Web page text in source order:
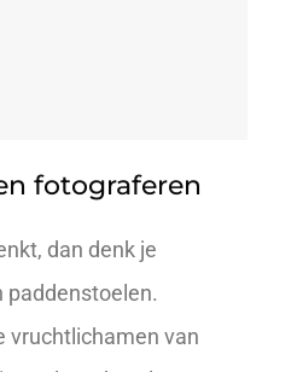
fotograferen
dan denk je
paddenstoelen.
vruchtlichamen van